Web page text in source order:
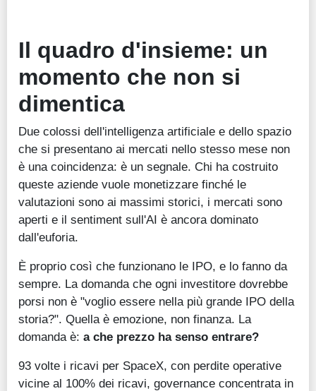
Il quadro d'insieme: un
momento che non si
dimentica
Due colossi dell'intelligenza artificiale e dello spazio
che si presentano ai mercati nello stesso mese non
è una coincidenza: è un segnale. Chi ha costruito
queste aziende vuole monetizzare finché le
valutazioni sono ai massimi storici, i mercati sono
aperti e il sentiment sull'AI è ancora dominato
dall'euforia.
È proprio così che funzionano le IPO, e lo fanno da
sempre. La domanda che ogni investitore dovrebbe
porsi non è "voglio essere nella più grande IPO della
storia?". Quella è emozione, non finanza. La
domanda è: a che prezzo ha senso entrare?
93 volte i ricavi per SpaceX, con perdite operative
vicine al 100% dei ricavi, governance concentrata in